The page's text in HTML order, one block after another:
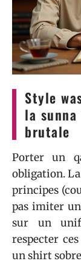
Style
la
brutale
Porter un
obligation.
principes
pas imiter
sur un
respecter
un shirt